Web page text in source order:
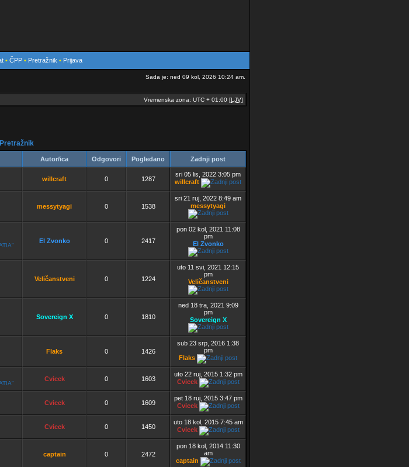
• ČPP• Pretražnik • Prijava
Sada je: ned 09 kol, 2026 10:24 am.
Vremenska zona: UTC + 01:00 [LJV]
Pretražnik
Autor/ica Odgovori Pogledano Zadnji post
willcraft 0 1287
sri 05 lis, 2022 3:05 pm
willcraft
messytyagi 0 1538
sri 21 ruj, 2022 8:49 am
messytyagi
El Zvonko 0 2417
pon 02 kol, 2021 11:08
pm
El Zvonko
Veličanstveni 0 1224
uto 11 svi, 2021 12:15
pm
Veličanstveni
Sovereign X 0 1810
ned 18 tra, 2021 9:09
pm
Sovereign X
Flaks 0 1426
sub 23 srp, 2016 1:38
pm
Flaks
Cvicek 0 1603
uto 22 ruj, 2015 1:32 pm
Cvicek
Cvicek 0 1609
pet 18 ruj, 2015 3:47 pm
Cvicek
Cvicek 0 1450
uto 18 kol, 2015 7:45 am
Cvicek
captain 0 2472
pon 18 kol, 2014 11:30
am
captain